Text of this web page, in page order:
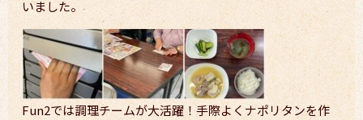
いました。
Fun2では調理チームが大活躍！手際よくナポリタンを作